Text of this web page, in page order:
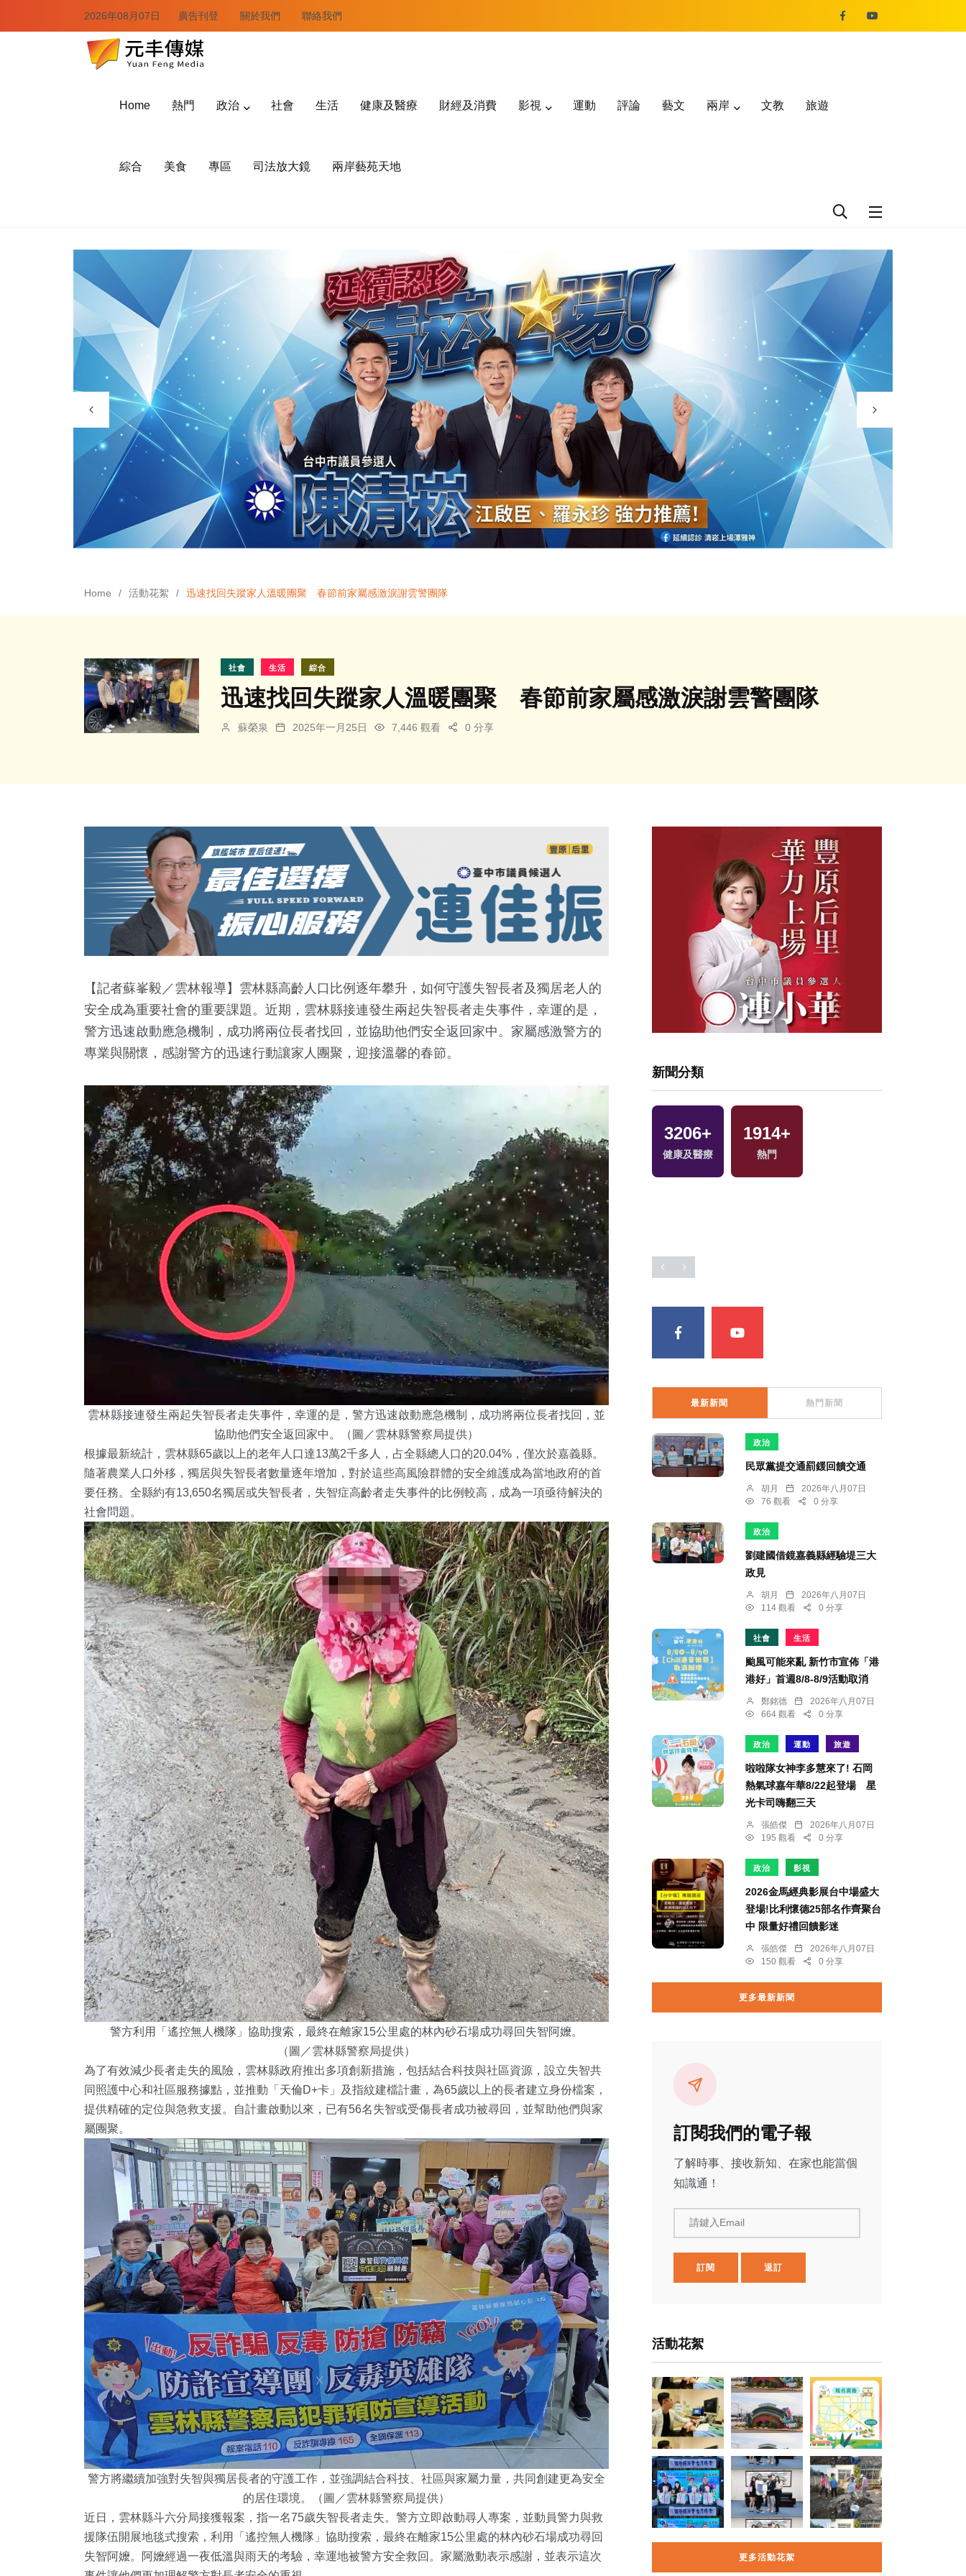
2026年08月07日 廣告刊登 關於我們 聯絡我們
Home 熱門 政治 社會 生活 健康及醫療 財經及消費 影視 運動 評論 藝文 兩岸 文教 旅遊
綜合 美食 專區 司法放大鏡 兩岸藝苑天地
Home 活動花絮 迅速找回失蹤家人溫暖團聚 春節前家屬感激淚謝雲警團隊
社會 生活 綜合
迅速找回失蹤家人溫暖團聚 春節前家屬感激淚謝雲警團隊
蘇榮泉 2025年一月25日 7,446 觀看 0 分享
【記者蘇峯毅／雲林報導】雲林縣高齡人口比例逐年攀升，如何守護失智長者及獨居老人的
安全成為重要社會的重要課題。近期，雲林縣接連發生兩起失智長者走失事件，幸運的是，
警方迅速啟動應急機制，成功將兩位長者找回，並協助他們安全返回家中。家屬感激警方的
專業與關懷，感謝警方的迅速行動讓家人團聚，迎接溫馨的春節。
雲林縣接連發生兩起失智長者走失事件，幸運的是，警方迅速啟動應急機制，成功將兩位長者找回，並
協助他們安全返回家中。（圖／雲林縣警察局提供）
根據最新統計，雲林縣65歲以上的老年人口達13萬2千多人，占全縣總人口的20.04%，僅次於嘉義縣。
隨著農業人口外移，獨居與失智長者數量逐年增加，對於這些高風險群體的安全維護成為當地政府的首
要任務。全縣約有13,650名獨居或失智長者，失智症高齡者走失事件的比例較高，成為一項亟待解決的
社會問題。
警方利用「遙控無人機隊」協助搜索，最終在離家15公里處的林內砂石場成功尋回失智阿嬤。
（圖／雲林縣警察局提供）
為了有效減少長者走失的風險，雲林縣政府推出多項創新措施，包括結合科技與社區資源，設立失智共
同照護中心和社區服務據點，並推動「天倫D+卡」及指紋建檔計畫，為65歲以上的長者建立身份檔案，
提供精確的定位與急救支援。自計畫啟動以來，已有56名失智或受傷長者成功被尋回，並幫助他們與家
屬團聚。
警方將繼續加強對失智與獨居長者的守護工作，並強調結合科技、社區與家屬力量，共同創建更為安全
的居住環境。（圖／雲林縣警察局提供）
近日，雲林縣斗六分局接獲報案，指一名75歲失智長者走失。警方立即啟動尋人專案，並動員警力與救
援隊伍開展地毯式搜索，利用「遙控無人機隊」協助搜索，最終在離家15公里處的林內砂石場成功尋回
失智阿嬤。阿嬤經過一夜低溫與雨天的考驗，幸運地被警方安全救回。家屬激動表示感謝，並表示這次
新聞分類
3881+ 26+
兩岸佛教文化交
流專區
368+
影視
942+
運動
98 6172
2755+
財經及消費
13+
福建林公信俗文
化專區
212 +
兩岸道教文化交
流專區
3206
健康及醫療
1947+
熱門
408+
美食
119+
司法放大鏡
最新新聞 熱門新聞
政治
民眾黨提交通罰鍰回饋交通
胡月
2026年八月07日
76 觀看
0 分享
政治
劉建國借鏡嘉義縣經驗堤三大
政見
胡月
2026年八月07日
114 觀看
0 分享
社會 生活
颱風可能來亂 新竹市宣佈「港
港好」首週8/8-8/9活動取消
鄭銘德
2026年八月07日
664 觀看
0 分享
政治 運動 旅遊
啦啦隊女神李多慧來了! 石岡
熱氣球嘉年華8/22起登場 星
光卡司嗨翻三天
張皓傑
2026年八月07日
195 觀看
0 分享
政治 影視
2026金馬經典影展台中場盛大
登場!比利懷德25部名作齊聚台
中 限量好禮回饋影迷
張皓傑
2026年八月07日
150 觀看
0 分享
更多最新新聞
訂閱我們的電子報
了解時事、接收新知、在家也能當個
知識通！
請鍵入Email
訂閱 退訂
活動花絮
更多活動花絮